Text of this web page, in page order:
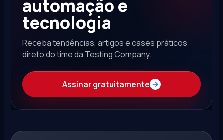
automação e
tecnologia
Receba tendências, artigos e cases práticos
direto do time da Testing Company.
Assinar gratuitamente